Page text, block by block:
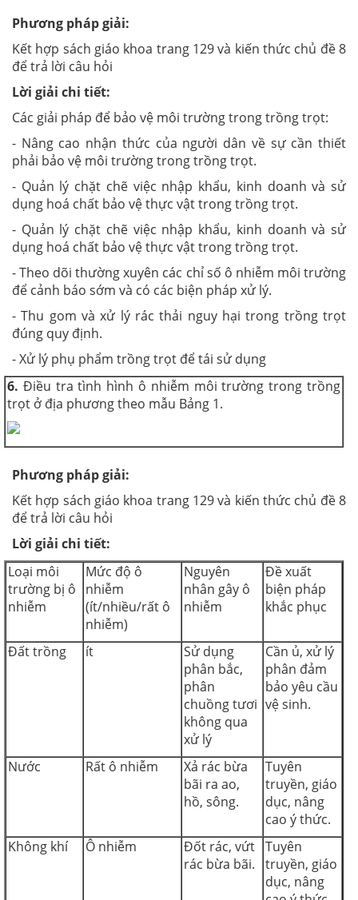
Phương pháp giải:
Kết hợp sách giáo khoa trang 129 và kiến thức chủ đề 8
để trả lời câu hỏi
Lời giải chi tiết:
Các giải pháp để bảo vệ môi trường trong trồng trọt:
- Nâng cao nhận thức của người dân về sự cần thiết
phải bảo vệ môi trường trong trồng trọt.
- Quản lý chặt chẽ việc nhập khẩu, kinh doanh và sử
dụng hoá chất bảo vệ thực vật trong trồng trọt.
- Quản lý chặt chẽ việc nhập khẩu, kinh doanh và sử
dụng hoá chất bảo vệ thực vật trong trồng trọt.
- Theo dõi thường xuyên các chỉ số ô nhiễm môi trường
để cảnh báo sớm và có các biện pháp xử lý.
- Thu gom và xử lý rác thải nguy hại trong trồng trọt
đúng quy định.
- Xử lý phụ phẩm trồng trọt để tái sử dụng
6. Điều tra tình hình ô nhiễm môi trường trong trồng
trọt ở địa phương theo mẫu Bảng 1.
Phương pháp giải:
Kết hợp sách giáo khoa trang 129 và kiến thức chủ đề 8
để trả lời câu hỏi
Lời giải chi tiết:
Loại môi
trường bị ô
nhiễm
Mức độ ô
nhiễm
(ít/nhiều/rất ô
nhiễm)
Nguyên
nhân gây ô
nhiễm
Đề xuất
biện pháp
khắc phục
Đất trồng ít
Sử dụng
phân bắc,
phân
chuồng tươi
không qua
xử lý
Cần ủ, xử lý
phân đảm
bảo yêu cầu
vệ sinh.
Nước Rất ô nhiễm
Xả rác bừa
bãi ra ao,
hồ, sông.
Tuyên
truyền, giáo
dục, nâng
cao ý thức.
Không khí
Ô nhiễm
Đốt rác, vứt
rác bừa bãi.
Tuyên
truyền, giáo
dục, nâng